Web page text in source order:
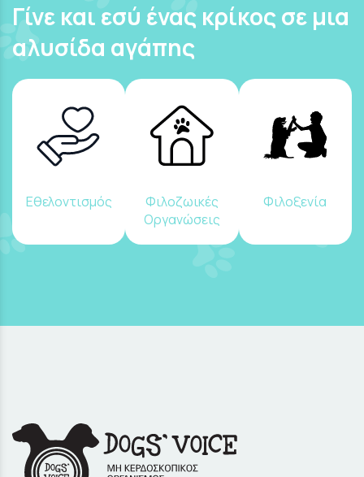
Γίνε και εσύ ένας κρίκος σε μια
αλυσίδα αγάπης
Εθελοντισμός
Φιλοζωικές
Οργανώσεις
Φιλοξενία